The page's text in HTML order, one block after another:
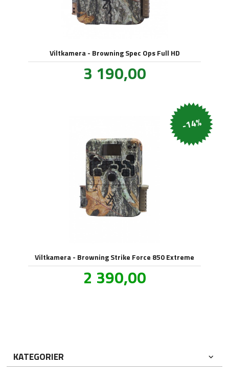
Viltkamera - Browning Spec Ops Full HD
Pris
3 190,00mva.
Viltkamera - Browning Strike Force 850 Extreme
Tilbud
2 390,00
-14%
mva.
KATEGORIER